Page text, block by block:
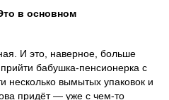
в основном
И это, наверное, больше
бабушка-пенсионерка с
несколько вымытых упаковок и
придёт — уже с чем-то